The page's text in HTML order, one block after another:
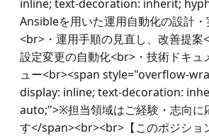
inline; text-decoration: inherit;
Ansibleを用いた運用自動化の設計
<br>・運用手順の見直し、改善提案
設定変更の自動化<br>・技術ドキュ
ュー<br><span style="overflow-
display: inline; text-decoration:
auto;">※担当領域はご経験・志向に
す</span><br><br>【このポジショ